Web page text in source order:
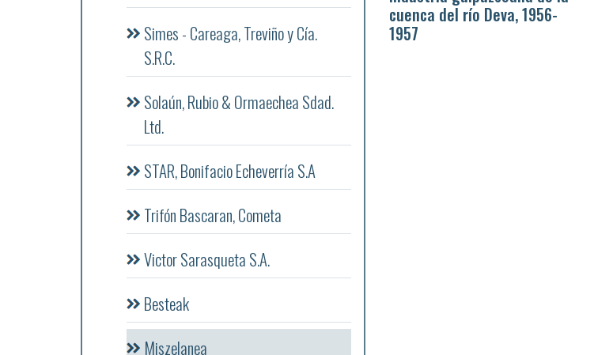
cuenca del río Deva, 1956-
1957
Simes - Careaga, Treviño y Cía.
S.R.C.
Solaún, Rubio & Ormaechea Sdad.
Ltd.
STAR, Bonifacio Echeverría S.A
Trifón Bascaran, Cometa
Victor Sarasqueta S.A.
Besteak
Miszelanea